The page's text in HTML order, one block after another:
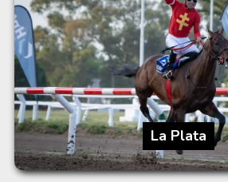
La Plata